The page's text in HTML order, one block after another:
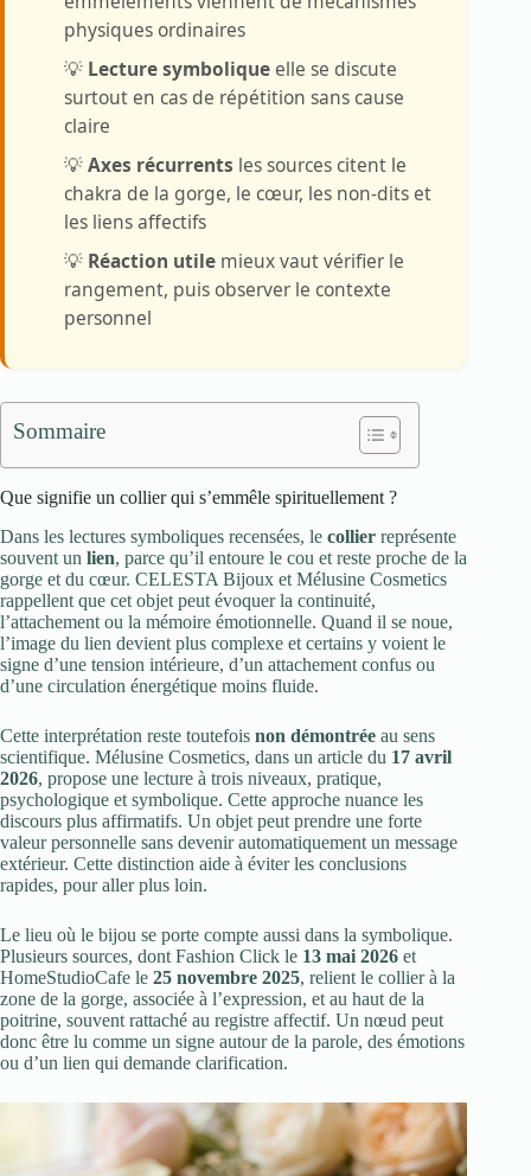
physiques ordinaires
💡 Lecture symbolique elle se discute
surtout en cas de répétition sans cause
claire
💡Axes récurrents les sources citent le
chakra de la gorge, le cœur, les non-dits et
les liens affectifs
💡 Réaction utile mieux vaut vérifier le
rangement, puis observer le contexte
personnel
Sommaire
Que signifie un collier qui s’emmêle spirituellement ?
Dans les lectures symboliques recensées, le collier représente
souvent un lien, parce qu’il entoure le cou et reste proche de la
gorge et du cœur. CELESTA Bijoux et Mélusine Cosmetics
rappellent que cet objet peut évoquer la continuité,
l’attachement ou la mémoire émotionnelle. Quand il se noue,
l’image du lien devient plus complexe et certains y voient le
signe d’une tension intérieure, d’un attachement confus ou
d’une circulation énergétique moins fluide.
Cette interprétation reste toutefois non démontrée au sens
scientifique. Mélusine Cosmetics, dans un article du 17 avril
2026, propose une lecture à trois niveaux, pratique,
psychologique et symbolique. Cette approche nuance les
discours plus affirmatifs. Un objet peut prendre une forte
valeur personnelle sans devenir automatiquement un message
extérieur. Cette distinction aide à éviter les conclusions
rapides, pour aller plus loin.
Le lieu où le bijou se porte compte aussi dans la symbolique.
Plusieurs sources, dont Fashion Click le 13 mai 2026 et
HomeStudioCafe le 25 novembre 2025, relient le collier à la
zone de la gorge, associée à l’expression, et au haut de la
poitrine, souvent rattaché au registre affectif. Un nœud peut
donc être lu comme un signe autour de la parole, des émotions
ou d’un lien qui demande clarification.